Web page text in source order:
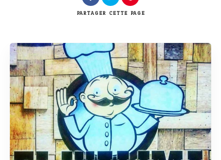
Rechercher
PARTAGER CETTE PAGE